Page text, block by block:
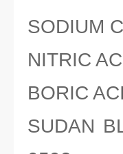
SODIUM
NITRIC
BORIC
SUDAN